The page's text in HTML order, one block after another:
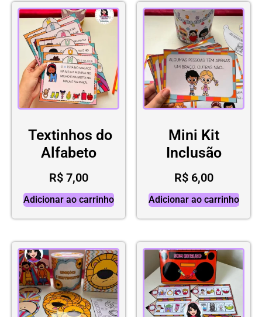
Textinhos do
Alfabeto
R$7,00
Adicionar ao carrinho
Mini Kit
Inclusão
R$6,00
Adicionar ao carrinho